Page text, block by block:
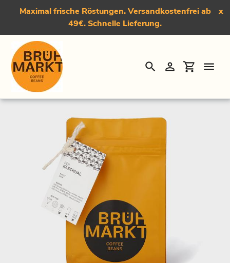
Direkt
Maximal frische Röstungen. Versandkostenfrei ab
49€. Schnelle Lieferung.
x
SuchenEinloggen
Startseite › Der Käschual, Dark Roast Kaffee